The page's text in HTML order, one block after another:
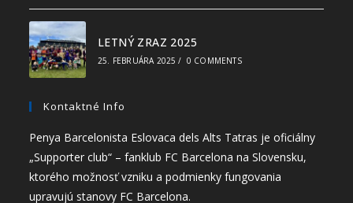
LETNÝ ZRAZ 2025
25. FEBRUÁRA 2025 / 0 COMMENTS
Kontaktné Info
Penya Barcelonista Eslovaca dels Alts Tatras je oficiálny
„Supporter club“ – fanklub FC Barcelona na Slovensku,
ktorého možnosť vzniku a podmienky fungovania
upravujú stanovy FC Barcelona.